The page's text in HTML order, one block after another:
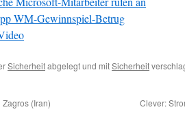
WM-Gewinnspiel-Betrug
Sicherheitabgelegt und mitSicherheit
(Iran) Clever: